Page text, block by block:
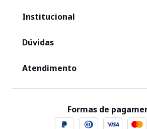
Institucional
Dúvidas
Atendimento
Formas de